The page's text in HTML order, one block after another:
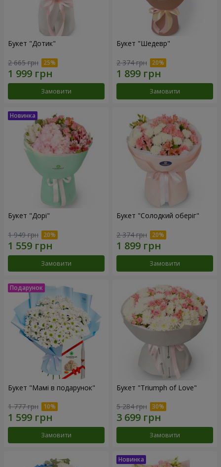
Букет "Дотик"
2 665 грн
Замовити
Букет "Шедевр"
2 374 грн
Замовити
Букет "Дорі"
1 949 грн
Замовити
Букет "Солодкий оберіг"
2 374 грн
Замовити
Букет "Мамі в подарунок"
1 777 грн
Замовити
Букет "Triumph of Love"
5 284 грн
Замовити